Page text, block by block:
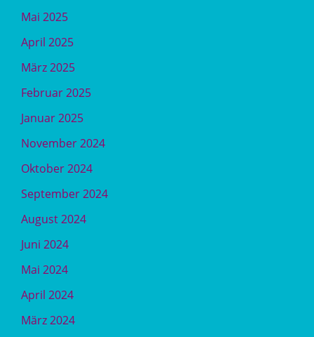
Mai 2025
April 2025
März 2025
Februar 2025
Januar 2025
November 2024
Oktober 2024
September 2024
August 2024
Juni 2024
Mai 2024
April 2024
März 2024